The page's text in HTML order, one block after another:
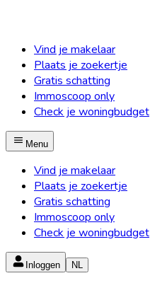
Vind je makelaar
Plaats je zoekertje
Gratis schatting
Immoscoop only
Check je woningbudget
Menu
Vind je makelaar
Plaats je zoekertje
Gratis schatting
Immoscoop only
Check je woningbudget
Inloggen NL